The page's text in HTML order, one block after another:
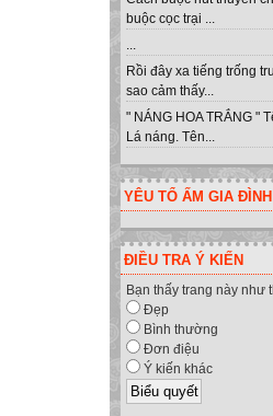
buộc cọc trại ...
...
Rồi đây xa tiếng trống
sao cảm thấy...
" NÁNG HOA TRẮNG "
Lá náng. Tên...
YÊU TỔ ẤM GIA ĐÌNH
ĐIỀU TRA Ý KIẾN
Bạn thấy trang này như
Đẹp
Bình thường
Đơn điệu
Ý kiến khác